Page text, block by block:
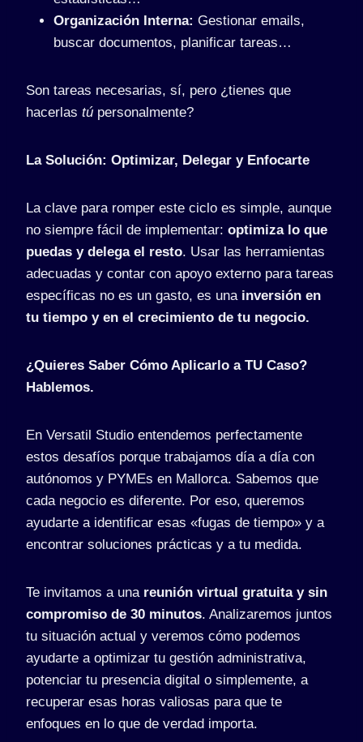
Organización Interna: Gestionar emails,
buscar documentos, planificar tareas…
Son tareas necesarias, sí, pero ¿tienes que
hacerlas tú personalmente?
La Solución: Optimizar, Delegar y Enfocarte
La clave para romper este ciclo es simple, aunque
no siempre fácil de implementar: optimiza lo que
puedas y delega el resto. Usar las herramientas
adecuadas y contar con apoyo externo para tareas
específicas no es un gasto, es una inversión en
tu tiempo y en el crecimiento de tu negocio.
¿Quieres Saber Cómo Aplicarlo a TU Caso?
Hablemos.
En Versatil Studio entendemos perfectamente
estos desafíos porque trabajamos día a día con
autónomos y PYMEs en Mallorca. Sabemos que
cada negocio es diferente. Por eso, queremos
ayudarte a identificar esas «fugas de tiempo» y a
encontrar soluciones prácticas y a tu medida.
Te invitamos a una reunión virtual gratuita y sin
compromiso de 30 minutos. Analizaremos juntos
tu situación actual y veremos cómo podemos
ayudarte a optimizar tu gestión administrativa,
potenciar tu presencia digital o simplemente, a
recuperar esas horas valiosas para que te
enfoques en lo que de verdad importa.